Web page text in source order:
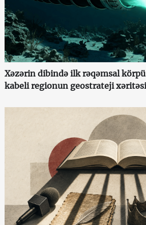
Xəzərin dibində ilk rəqəmsal
kabeli regionun geostrateji